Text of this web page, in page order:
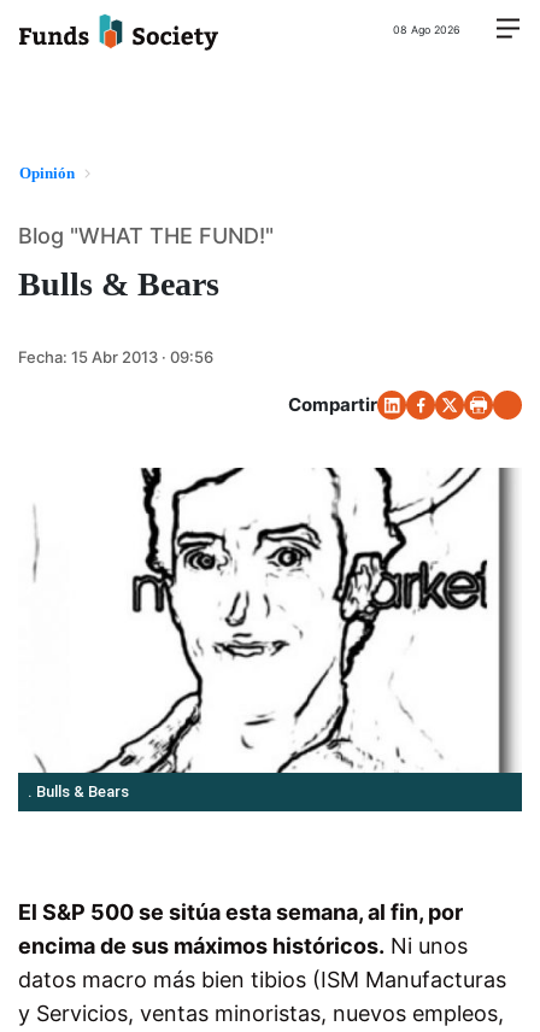
08 Ago 2026
Opinión
Bulls & Bears
Blog "WHAT THE FUND!"
Fecha: 15 Abr 2013 · 09:56
Compartir
. Bulls & Bears
El S&P 500 se sitúa esta semana, al fin, por
encima de sus máximos históricos. Ni unos
datos macro más bien tibios (ISM Manufacturas
y Servicios, ventas minoristas, nuevos empleos,